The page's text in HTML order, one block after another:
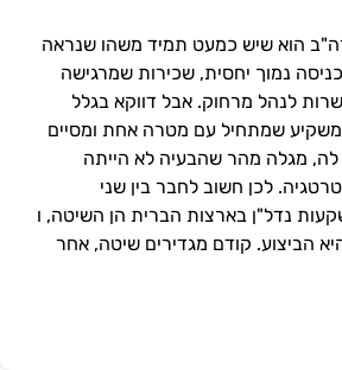
הוא שיש כמעט תמיד משהו שנראה
נמוך יחסית, שכירות שמרגישה
לנהל מרחוק. אבל דווקא בגלל
שמתחיל עם מטרה אחת ומסיים
מגלה מהר שהבעיה לא הייתה
לכן חשוב לחבר בין שני
נדל"ן בארצות הברית הן השיטה, ו
הביצוע. קודם מגדירים שיטה, אחר